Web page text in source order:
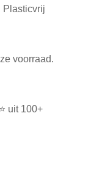
Plasticvrij
voorraad.
uit 100+